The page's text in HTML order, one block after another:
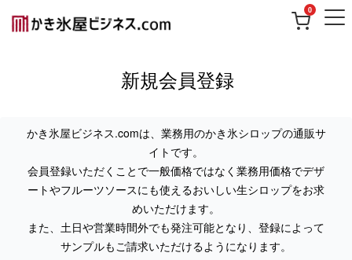
0
新規会員登録
かき氷屋ビジネス.comは、業務用のかき氷シロップの通販サ
イトです。
会員登録いただくことで一般価格ではなく業務用価格でデザ
ートやフルーツソースにも使えるおいしい生シロップをお求
めいただけます。
また、土日や営業時間外でも発注可能となり、登録によって
サンプルもご請求いただけるようになります。